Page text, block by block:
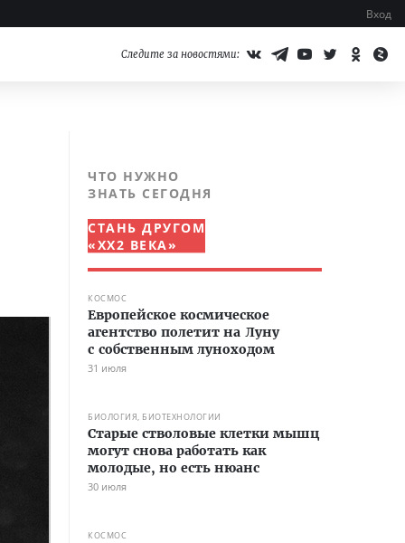
Вход
Следите за новостями:
ЧТО НУЖНО
ЗНАТЬ СЕГОДНЯ
СТАНЬ ДРУГОМ
«XX2 ВЕКА»
КОСМОС
Европейское космическое
агентство полетит на Луну
с собственным луноходом
31 июля
БИОЛОГИЯ, БИОТЕХНОЛОГИИ
Старые стволовые клетки мышц
могут снова работать как
молодые, но есть нюанс
30 июля
КОСМОС